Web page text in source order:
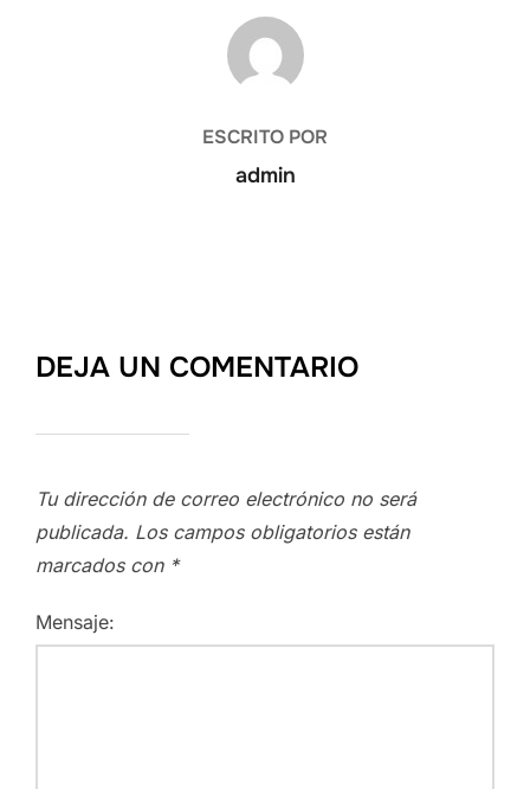
AUTOR DE LA PUBLICACIÓN
ESCRITO POR
admin
DEJA UN COMENTARIO
Tu dirección de correo electrónico no será
publicada. Los campos obligatorios están
marcados con *
Mensaje: